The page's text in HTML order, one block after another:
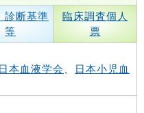
診断基準
等
臨床調査個人
票
日本血液学会 、
日本小児血